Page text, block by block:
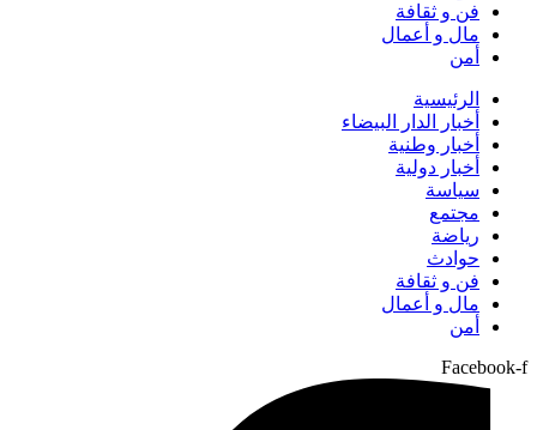
فن و ثقافة
مال و أعمال
أمن
الرئيسية
أخبار الدار البيضاء
أخبار وطنية
أخبار دولية
سياسة
مجتمع
رياضة
حوادث
فن و ثقافة
مال و أعمال
أمن
Facebook-f